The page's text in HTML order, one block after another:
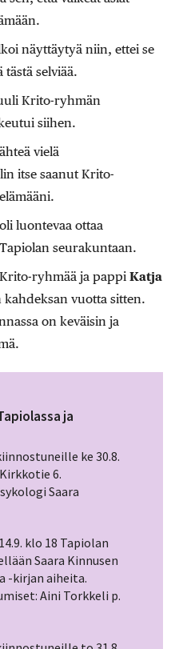
näyttäytyä niin, ettei se
selviää.
Krito-ryhmän
siihen.
vielä
itse saanut Krito-
luontevaa ottaa
seurakuntaan.
ryhmää ja pappi Katja
vuotta sitten.
on keväisin ja
ja
ke 30.8.
6.
Saara
klo 18 Tapiolan
Saara Kinnusen
-kirjan aiheita.
Aini Torkkeli p.